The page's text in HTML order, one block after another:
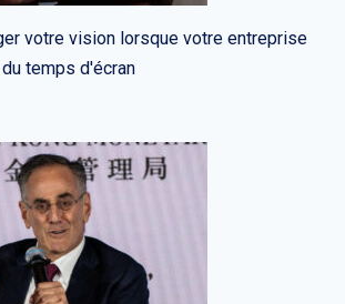
votre vision lorsque votre entreprise
temps d'écran